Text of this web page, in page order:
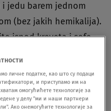
jedu barem jednom
(bez jakih hemikalija).
ispod kreveta i sofe
личне податке, као што су подаци
и приступамо им на
омогућићете технологије за
у делу "ми и наши партнери
Ако онемогућите технологије за